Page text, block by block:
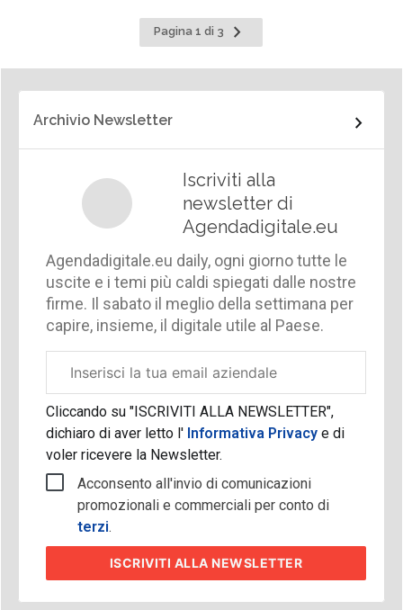
Pagina 1 di 3
Pagina
successiva
Archivio Newsletter
Iscriviti alla
newsletter di
Agendadigitale.eu
Agendadigitale.eu daily, ogni giorno tutte le
uscite e i temi più caldi spiegati dalle nostre
firme. Il sabato il meglio della settimana per
capire, insieme, il digitale utile al Paese.
aziendale
Cliccando su "ISCRIVITI ALLA NEWSLETTER",
dichiaro di aver letto l'Informativa Privacy e di
voler ricevere la Newsletter.
Acconsento all'invio di comunicazioni
promozionali e commerciali per conto di
terzi.
ISCRIVITI ALLA NEWSLETTER